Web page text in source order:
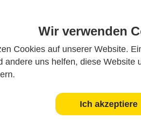
Wir verwenden
Cookies auf unserer Website.
andere uns helfen, diese Website
Ich akzeptiere
Sprechstundenbedarf Stand:
Sprechstundenbedarf Stand:
Sprechstundenbedarf Stand:
ab 01.01.2025, Stand: 01.07.2025
ab 01.01.2021
ab 21.06.2019
ab 01.01.2019